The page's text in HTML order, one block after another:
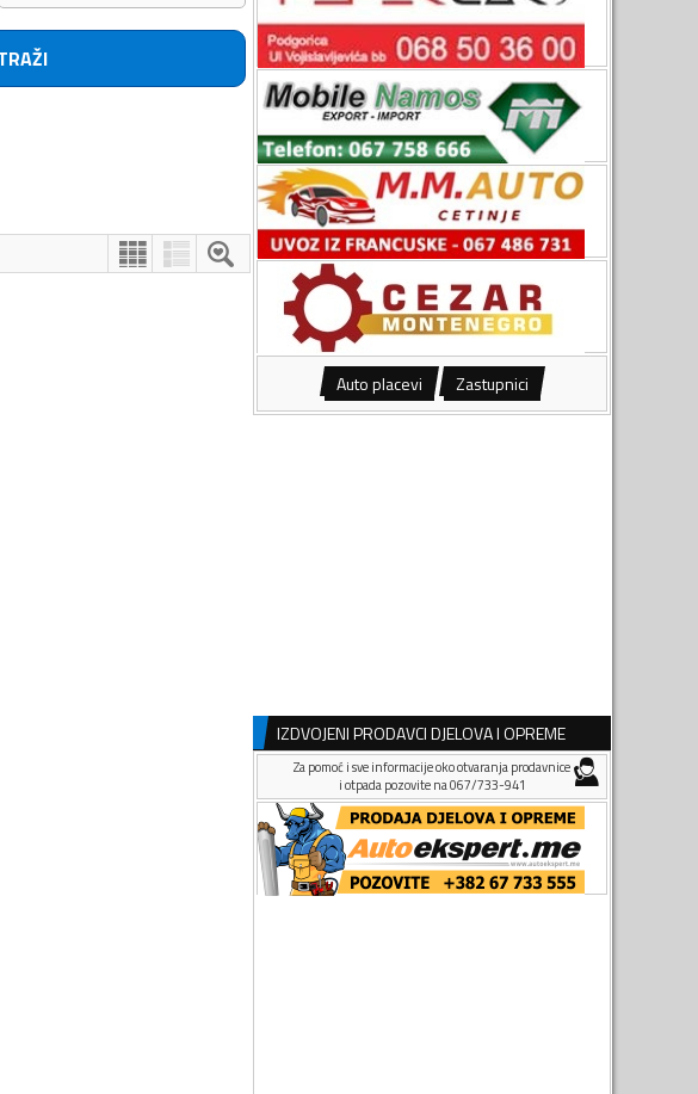
Auto placevi Zastupnici
IZDVOJENI PRODAVCI DJELOVA I OPREME
Za pomoć i sve informacije oko otvaranja prodavnice
i otpada pozovite na 067/733-941